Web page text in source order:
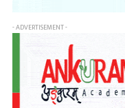
- ADVERTISEMENT -